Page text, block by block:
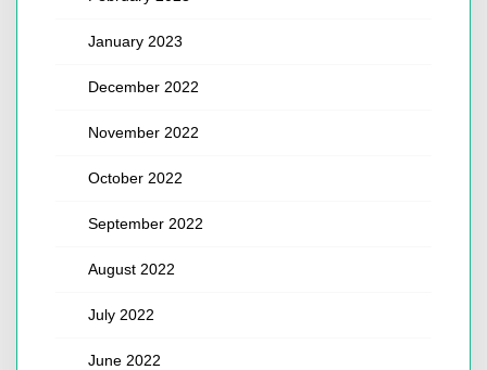
January 2023
December 2022
November 2022
October 2022
September 2022
August 2022
July 2022
June 2022